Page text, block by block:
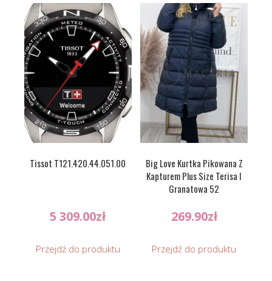
Tissot T121.420.44.051.00
5 309.00zł
Przejdź do produktu
Big Love Kurtka Pikowana Z
Kapturem Plus Size Terisa I
Granatowa 52
269.90zł
Przejdź do produktu